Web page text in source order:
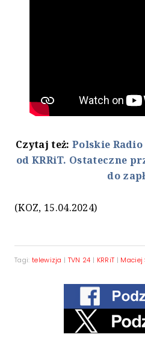
Czytaj też: Polskie Radio
od KRRiT. Ostateczne
do
(KOZ, 15.04.2024)
Tagi: telewizja | TVN 24 | KRRiT | Maciej